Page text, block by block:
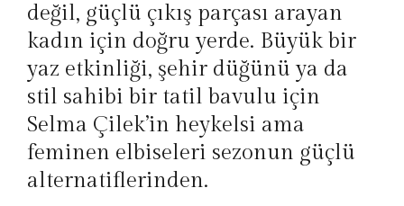
değil, güçlü çıkış parçası arayan
kadın için doğru yerde. Büyük bir
yaz etkinliği, şehir düğünü ya da
stil sahibi bir tatil bavulu için
Selma Çilek’in heykelsi ama
feminen elbiseleri sezonun güçlü
alternatiflerinden.